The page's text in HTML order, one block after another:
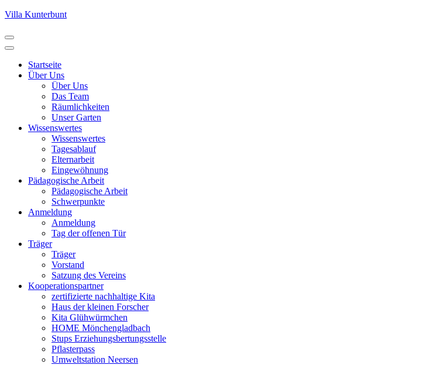
Zum
springen
(Eingabetaste
Villa Kunterbunt
Startseite
Über Uns
Über Uns
Das Team
Räumlichkeiten
Unser Garten
Wissenswertes
Wissenswertes
Tagesablauf
Elternarbeit
Eingewöhnung
Pädagogische Arbeit
Pädagogische Arbeit
Schwerpunkte
Anmeldung
Anmeldung
Tag der offenen Tür
Träger
Träger
Vorstand
Satzung des Vereins
Kooperationspartner
zertifizierte nachhaltige Kita
Haus der kleinen Forscher
Kita Glühwürmchen
HOME Mönchengladbach
Stups Erziehungsbertungsstelle
Pflasterpass
Umweltstation Neersen